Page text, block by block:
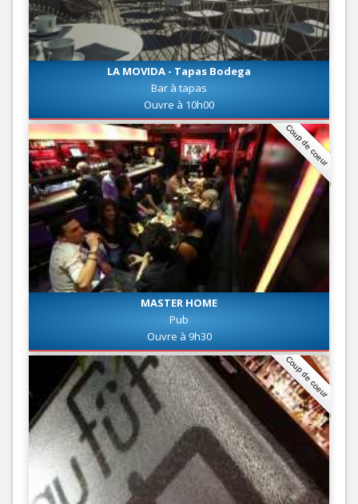
LA MOVIDA - Tapas Bodega
Bar à tapas
Ouvre à 10h00
Coup de coeur
MASTER HOME
Pub
Ouvre à 9h30
Coup de coeur